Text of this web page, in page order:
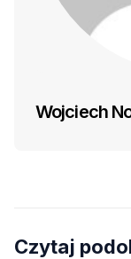
Wojciech
Czytaj